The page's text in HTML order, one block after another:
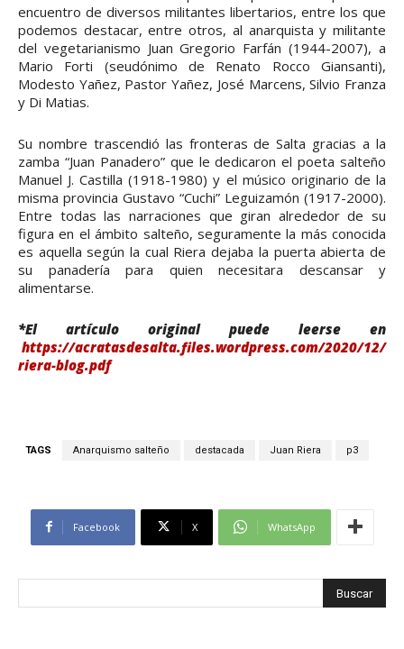
encuentro de diversos militantes libertarios, entre los que
podemos destacar, entre otros, al anarquista y militante
del vegetarianismo Juan Gregorio Farfán (1944-2007), a
Mario Forti (seudónimo de Renato Rocco Giansanti),
Modesto Yañez, Pastor Yañez, José Marcens, Silvio Franza
y Di Matias.
Su nombre trascendió las fronteras de Salta gracias a la
zamba “Juan Panadero” que le dedicaron el poeta salteño
Manuel J. Castilla (1918-1980) y el músico originario de la
misma provincia Gustavo “Cuchi” Leguizamón (1917-2000).
Entre todas las narraciones que giran alrededor de su
figura en el ámbito salteño, seguramente la más conocida
es aquella según la cual Riera dejaba la puerta abierta de
su panadería para quien necesitara descansar y
alimentarse.
*El artículo original puede leerse en
https://acratasdesalta.files.wordpress.com/2020/12/
riera-blog.pdf
TAGS Anarquismo salteño destacada Juan Riera p3
Facebook X WhatsApp